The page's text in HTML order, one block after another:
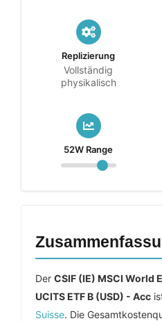
Replizierung
Vollständig
physikalisch
52W Range
Der CSIF (IE) MSCI World
UCITS ETF B (USD) - Acc
Suisse. Die